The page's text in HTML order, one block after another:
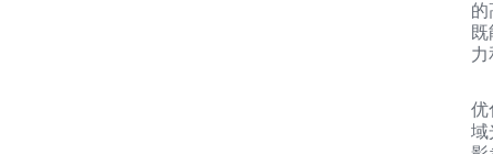
力
优
域